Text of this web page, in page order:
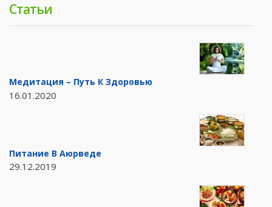
Статьи
Медитация – Путь К Здоровью
16.01.2020
Питание В Аюрведе
29.12.2019